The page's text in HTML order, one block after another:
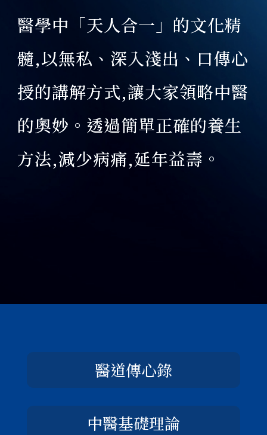
醫學中「天人合一」的文化精
髓,以無私、深入淺出、口傳心
授的講解方式,讓大家領略中醫
的奧妙。透過簡單正確的養生
方法,減少病痛,延年益壽。
醫道傳心錄
中醫基礎理論